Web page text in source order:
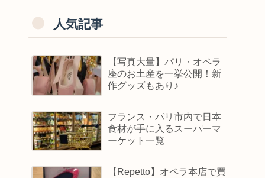
人気記事
【写真大量】パリ・オペラ
座のお土産を一挙公開！新
作グッズもあり♪
フランス・パリ市内で日本
食材が手に入るスーパーマ
ーケット一覧
【Repetto】オペラ本店で買